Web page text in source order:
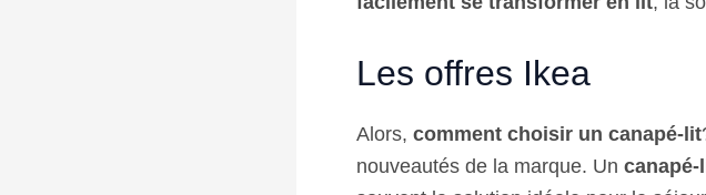
Les offres Ikea
Alors, comment choisir un canapé-lit
nouveautés de la marque. Un canapé-